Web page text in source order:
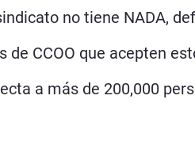
no tiene NADA,
CCOO que acepten
a más de 200,000